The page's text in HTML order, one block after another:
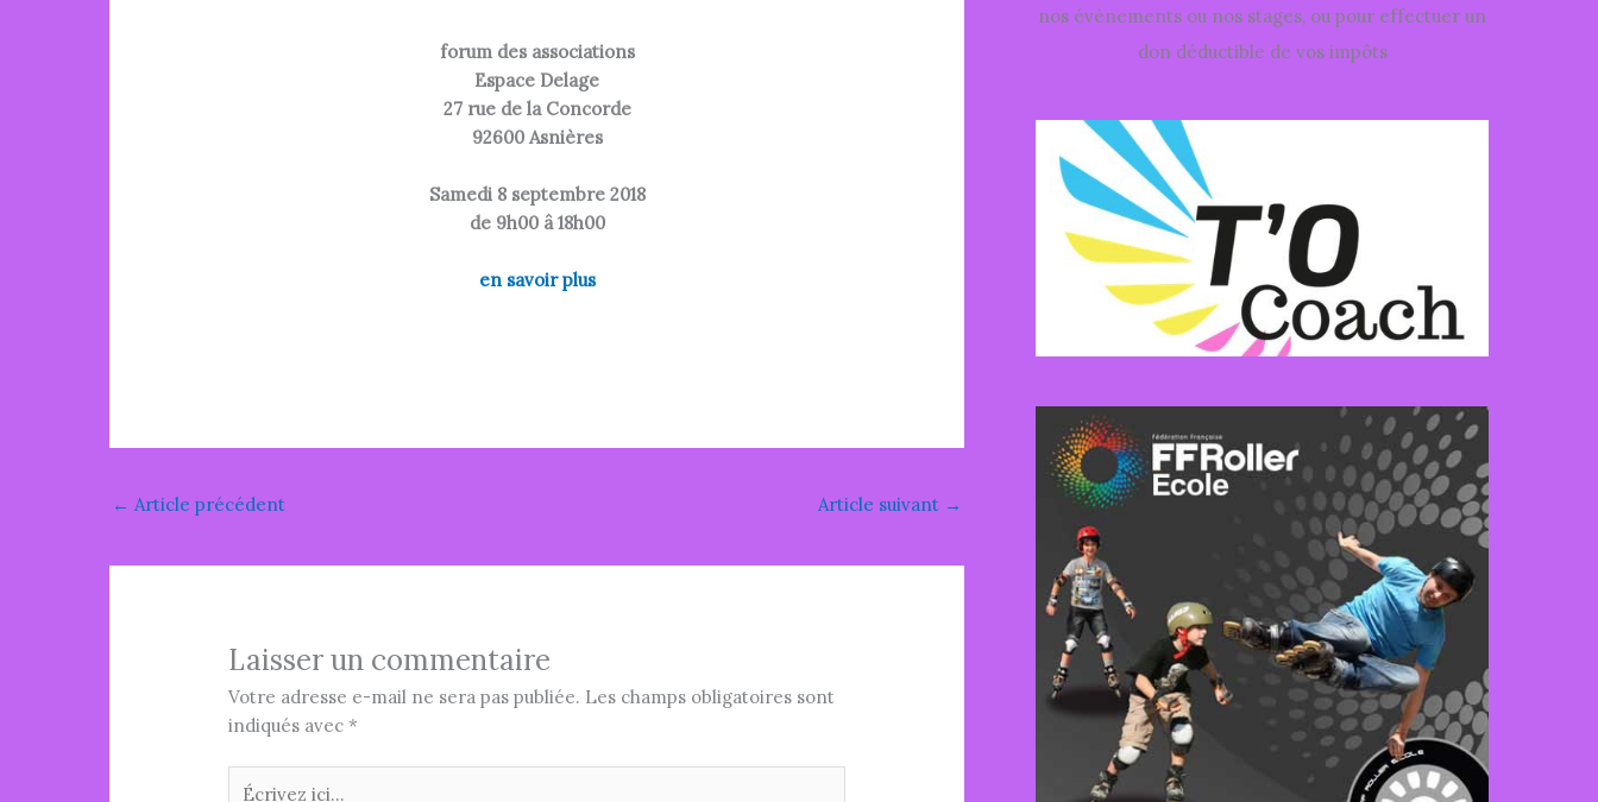
forum des associations
Espace Delage
27 rue de la Concorde
92600 Asnières
Samedi 8 septembre 2018
de 9h00 â 18h00
en savoir plus
← Article précédent Article suivant →
Laisser un commentaire
Votre adresse e-mail ne sera pas publiée. Les champs obligatoires sont
indiqués avec*
Écrivez
nos évènements ou nos stages, ou pour effectuer un
don déductible de vos impôts